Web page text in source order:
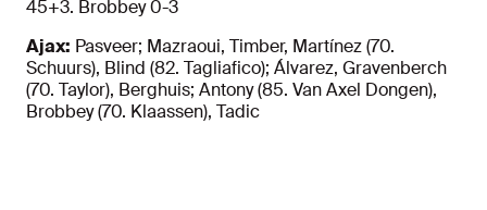
45+3. Brobbey 0-3
Ajax: Pasveer; Mazraoui, Timber, Martínez (70.
Schuurs), Blind (82. Tagliafico); Álvarez, Gravenberch
(70. Taylor), Berghuis; Antony (85. Van Axel Dongen),
Brobbey (70. Klaassen), Tadic